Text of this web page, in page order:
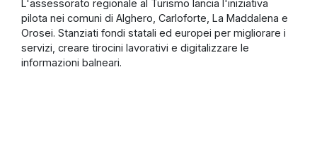
L'assessorato regionale al Turismo lancia l'iniziativa
pilota nei comuni di Alghero, Carloforte, La Maddalena e
Orosei. Stanziati fondi statali ed europei per migliorare i
servizi, creare tirocini lavorativi e digitalizzare le
informazioni balneari.